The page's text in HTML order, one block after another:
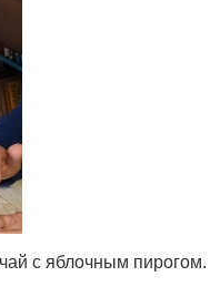
с яблочным пирогом.